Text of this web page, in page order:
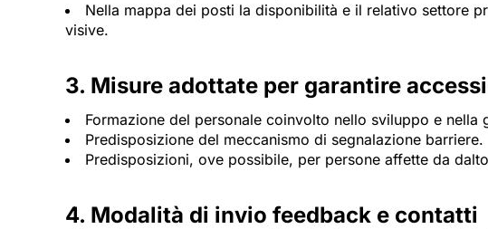
Nella mappa dei posti la disponibilità e il relativo settore
visive.
3. Misure adottate per garantire
Formazione del personale coinvolto nello sviluppo e
Predisposizione del meccanismo di segnalazione barriere.
Predisposizioni, ove possibile, per persone affette da
4. Modalità di invio feedback e contatti